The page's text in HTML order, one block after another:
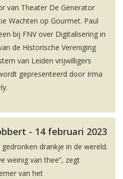
van Theater De Generator
Wachten op Gourmet. Paul
bij FNV over Digitalisering in
de Historische Vereniging
van Leiden vrijwilligers
gepresenteerd door Irma
- 14 februari 2023
drankje in de wereld.
weinig van thee”, zegt
van het